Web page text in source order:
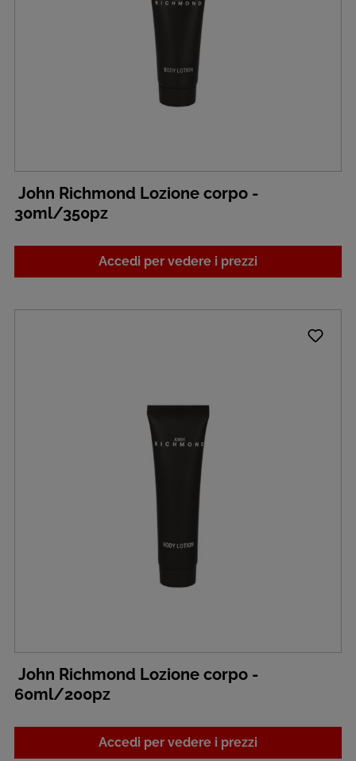
John Richmond Lozione corpo -
30ml/350pz
Accedi per vedere i prezzi
John Richmond Lozione corpo -
60ml/200pz
Accedi per vedere i prezzi